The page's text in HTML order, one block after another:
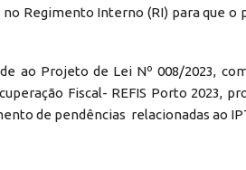
Regimento Interno (RI) para que
ao Projeto de Lei Nº 008/2023,
Fiscal- REFIS Porto 2023,
de pendências relacionadas ao